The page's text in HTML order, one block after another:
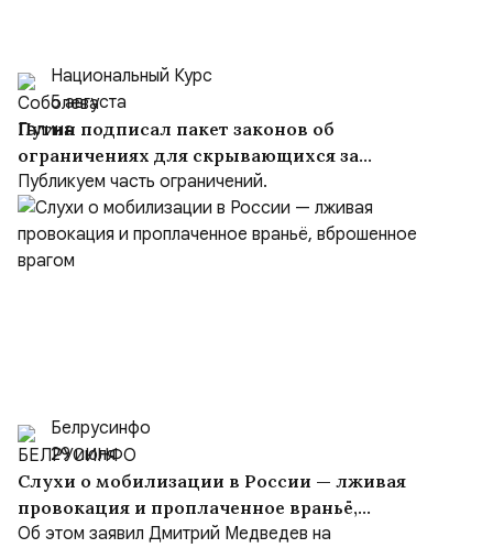
Национальный Курс
5 августа
Путин подписал пакет законов об
ограничениях для скрывающихся за
рубежом преступников и иноагентов
Публикуем часть ограничений.
Белрусинфо
29 июля
Слухи о мобилизации в России — лживая
провокация и проплаченное враньё,
вброшенное врагом
Об этом заявил Дмитрий Медведев на